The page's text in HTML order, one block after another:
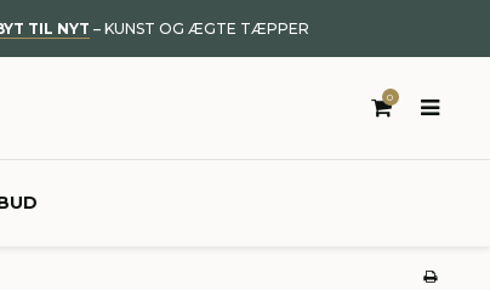
TIL NYT – KUNST OG ÆGTE TÆPPER
0